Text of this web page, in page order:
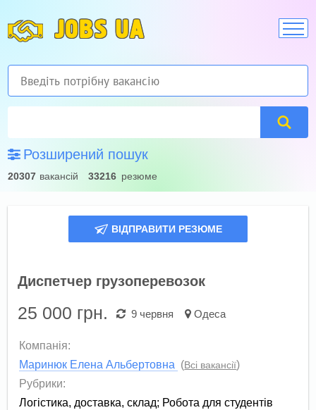
JOBS UA
Розширений пошук
20307 вакансій 33216 резюме
ВІДПРАВИТИ РЕЗЮМЕ
Диспетчер грузоперевозок
25 000 грн. 9 червня Одеса
Компанія:
Маринюк Елена Альбертовна (Всі вакансії)
Рубрики:
Логістика, доставка, склад; Робота для студентів